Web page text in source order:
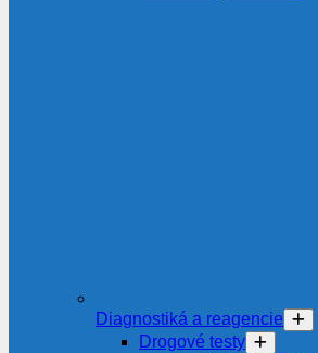
Diagnostiká a reagencie
Drogové testy